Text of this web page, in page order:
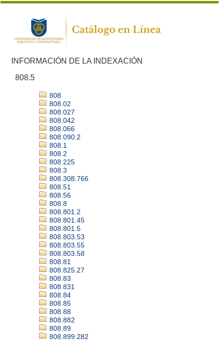
INFORMACIÓN DE LA INDEXACIÓN
808.5
808
808.02
808.027
808.042
808.066
808.090.2
808.1
808.2
808.225
808.3
808.308.766
808.51
808.56
808.8
808.801.2
808.801.45
808.801.5
808.803.53
808.803.55
808.803.58
808.81
808.825.27
808.83
808.831
808.84
808.85
808.88
808.882
808.89
808.899.282